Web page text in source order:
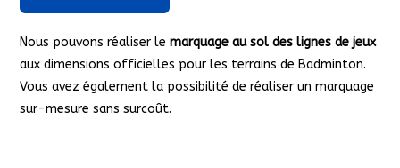
Nous pouvons réaliser lemarquage au sol des lignes de jeux
aux dimensions officielles pour les terrains de Badminton.
Vous avez également la possibilité de réaliser un marquage
sur-mesure sans surcoût.